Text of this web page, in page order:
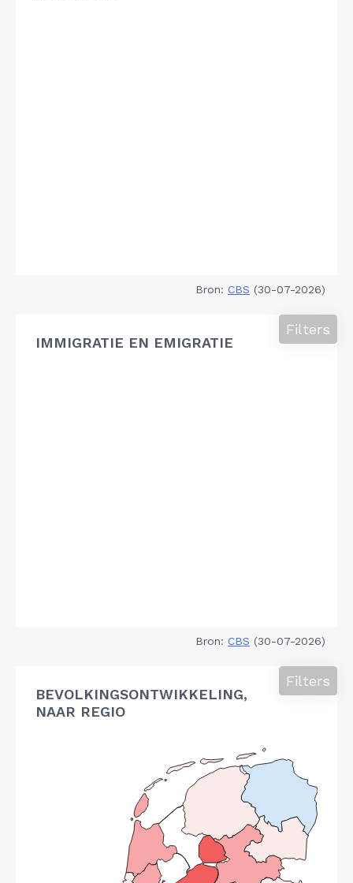
Bron: CBS (30-07-2026)
IMMIGRATIE EN EMIGRATIE
Filters
Bron: CBS (30-07-2026)
BEVOLKINGSONTWIKKELING,
NAAR REGIO
Filters